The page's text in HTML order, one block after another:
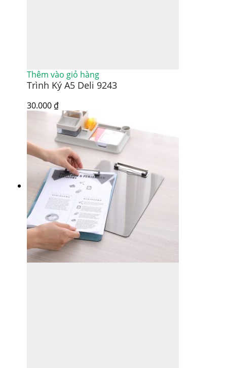
Thêm vào giỏ hàng
Trình Ký A5 Deli 9243
30.000 ₫